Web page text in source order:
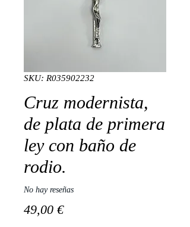
SKU: R035902232
Cruz modernista,
de plata de primera
ley con baño de
rodio.
No hay reseñas
49,00 €Precio